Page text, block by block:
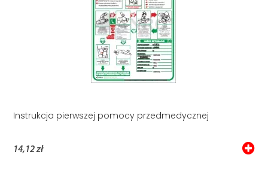
Instrukcja pierwszej pomocy przedmedycznej
14,12 zł